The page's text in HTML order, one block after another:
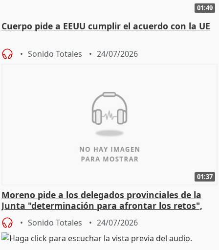
01:49
Cuerpo pide a EEUU cumplir el acuerdo con la UE
Sonido Totales 24/07/2026
01:37
Moreno pide a los delegados provinciales de la
Junta "determinación para afrontar los retos",
diálog
Sonido Totales 24/07/2026